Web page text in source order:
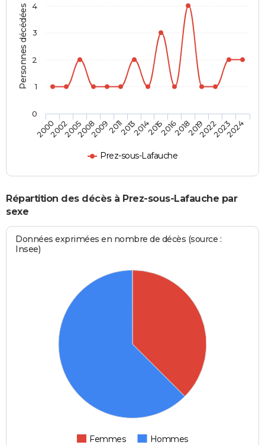
Personnes décédées
Prez-sous-Lafauche
200020022005200820092011201320142015201620182019202220232024
0
1
2
3
4
Répartition des décès à Prez-sous-Lafauche par
sexe
Données exprimées en nombre de décès (source :
Insee)
Femmes Hommes